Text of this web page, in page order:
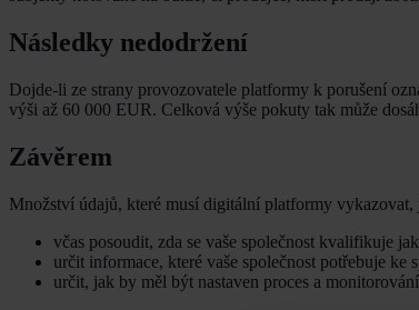
Následky nedodržení
Dojde-li ze strany provozovatele platformy k porušení
výši až 60 000 EUR. Celková výše pokuty tak může
Závěrem
Množství údajů, které musí digitální platformy vykazovat,
včas posoudit, zda se vaše společnost kvalifikuje
určit informace, které vaše společnost potřebuje
určit, jak by měl být nastaven proces a